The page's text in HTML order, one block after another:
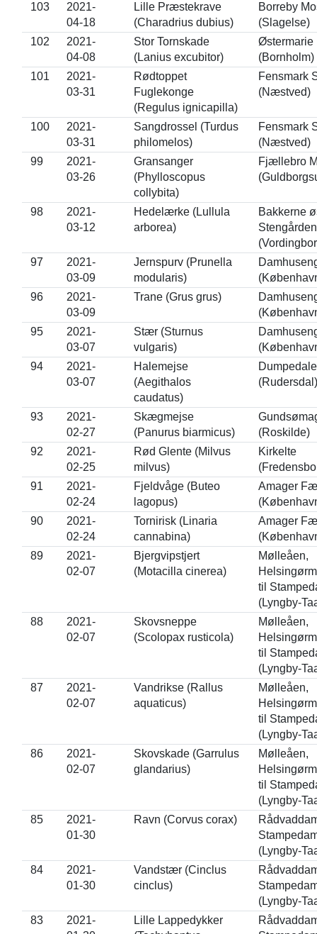
103
2021-
04-18
Lille Præstekrave
(Charadrius dubius)
Borreby
(Slagelse)
102
2021-
04-08
Stor Tornskade
(Lanius excubitor)
Østermarie
(Bornholm)
101
2021-
03-31
Rødtoppet
Fuglekonge
(Regulus ignicapilla)
Fensmark
(Næstved)
100
2021-
03-31
Sangdrossel (Turdus
philomelos)
Fensmark
(Næstved)
99
2021-
03-26
Gransanger
(Phylloscopus
collybita)
Fjællebro
98
2021-
03-12
Hedelærke (Lullula
arborea)
Bakkerne
Stengården
97
2021-
03-09
Jernspurv (Prunella
modularis)
96
2021-
03-09
Trane (Grus grus)
95
2021-
03-07
Stær (Sturnus
vulgaris)
94
2021-
03-07
Halemejse
(Aegithalos
caudatus)
(Rudersdal)
93
2021-
02-27
Skægmejse
(Panurus biarmicus)
(Roskilde)
92
2021-
02-25
Rød Glente (Milvus
milvus)
Kirkelte
91
2021-
02-24
Fjeldvåge (Buteo
lagopus)
Amager
90
2021-
02-24
Tornirisk (Linaria
cannabina)
Amager
89
2021-
02-07
Bjergvipstjert
(Motacilla cinerea)
Mølleåen,
til
(Lyngby-
88
2021-
02-07
Skovsneppe
(Scolopax rusticola)
Mølleåen,
til
(Lyngby-
87
2021-
02-07
Vandrikse (Rallus
aquaticus)
Mølleåen,
til
(Lyngby-
86
2021-
02-07
Skovskade (Garrulus
glandarius)
Mølleåen,
til
(Lyngby-
85
2021-
01-30
Ravn (Corvus corax)
(Lyngby-
84
2021-
01-30
Vandstær (Cinclus
cinclus)
(Lyngby-
83
2021-
Lille Lappedykker